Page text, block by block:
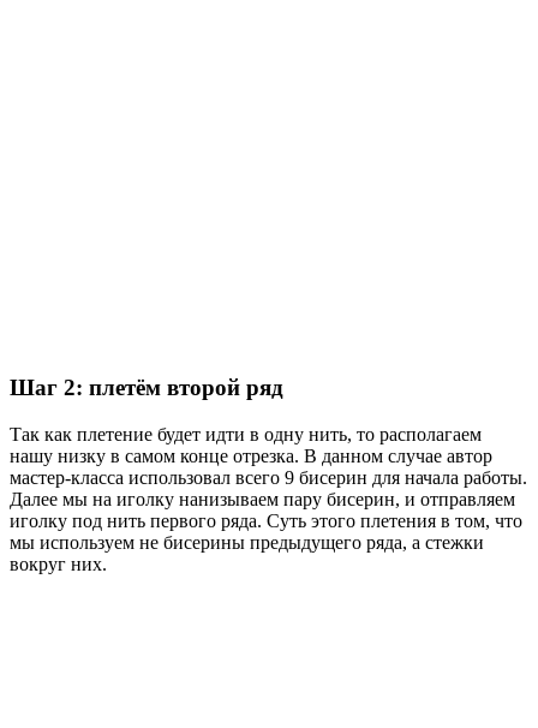
Шаг 2: плетём второй ряд
Так как плетение будет идти в одну нить, то располагаем
нашу низку в самом конце отрезка. В данном случае автор
мастер-класса использовал всего 9 бисерин для начала работы.
Далее мы на иголку нанизываем пару бисерин, и отправляем
иголку под нить первого ряда. Суть этого плетения в том, что
мы используем не бисерины предыдущего ряда, а стежки
вокруг них.